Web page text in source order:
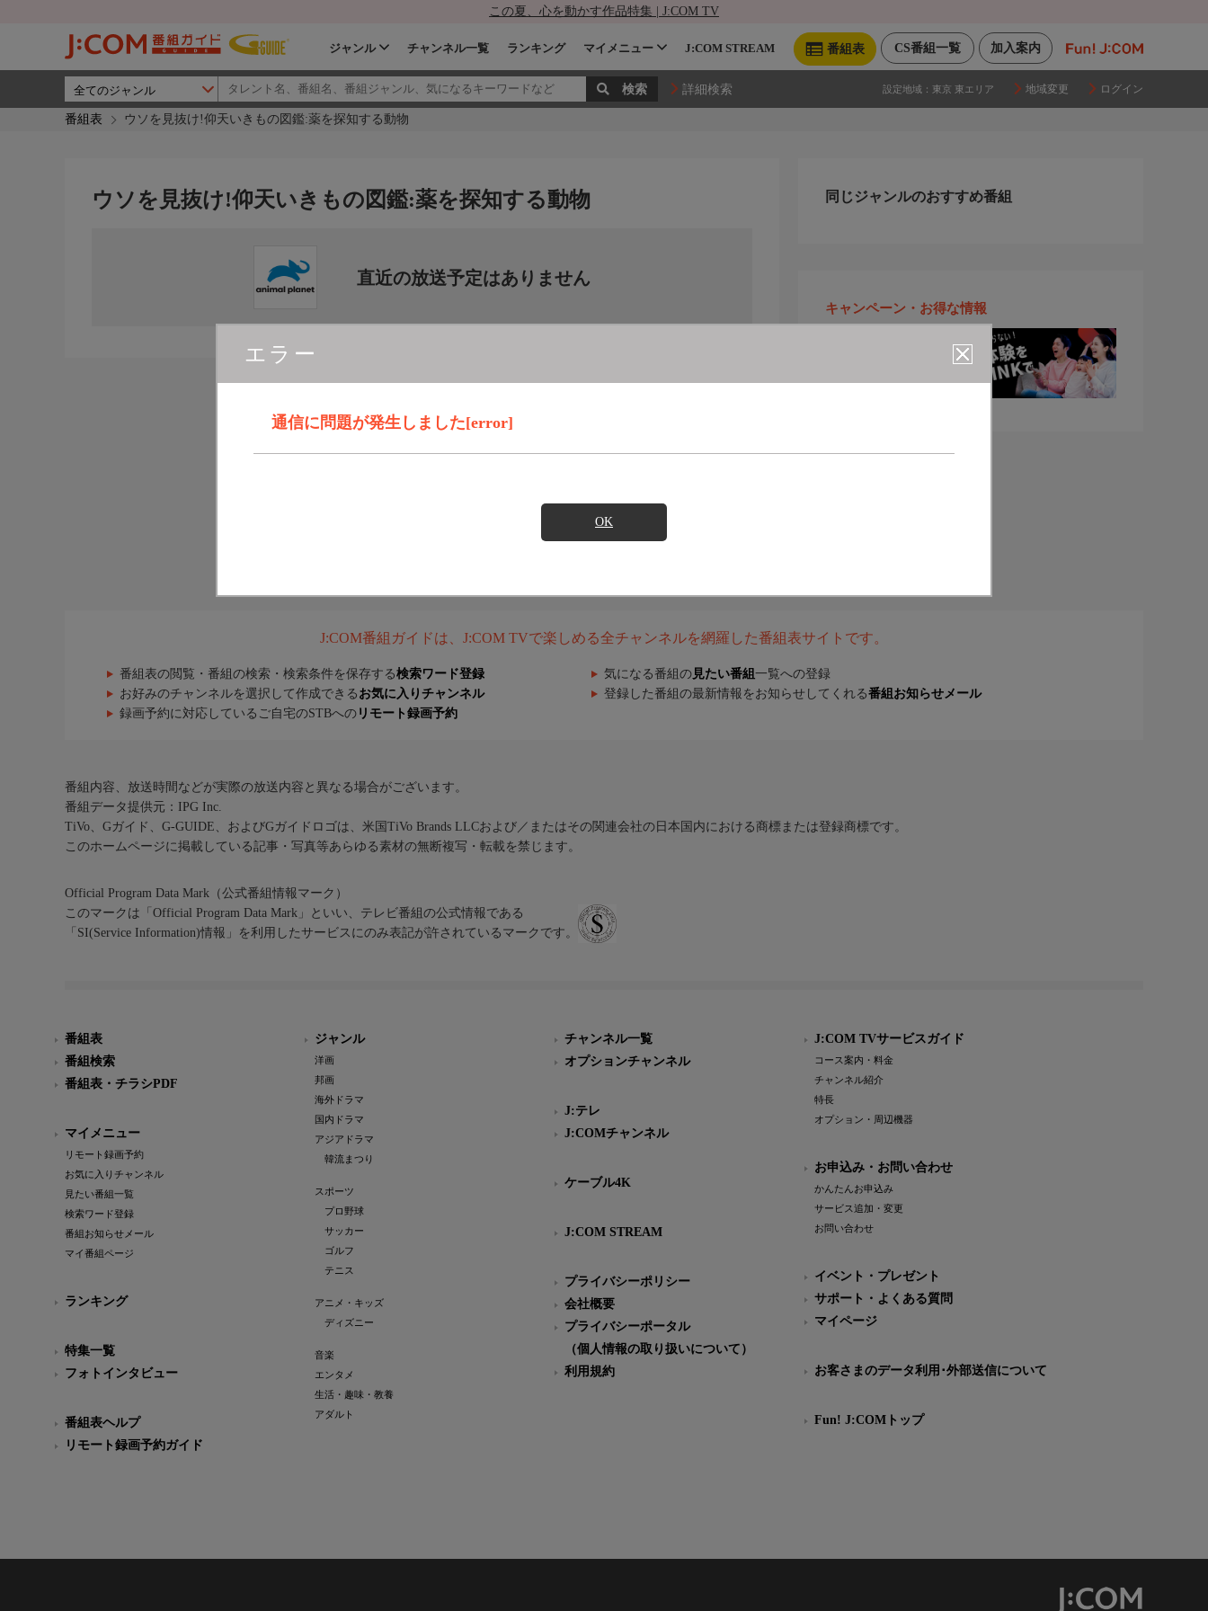
この夏、心を動かす作品特集 | J:COM TV
加入案内
CS番組一覧
番組表
ジャンル チャンネル一覧 ランキング マイメニュー J:COM STREAM
詳細検索 設定地域： 東京 東エリア 地域変更 ログイン
番組表 ウソを見抜け!仰天いきもの図鑑:薬を探知する動物
エラー
通信に問題が発生しました[error]
OK
ウソを見抜け!仰天いきもの図鑑:薬を探知する動物
直近の放送予定はありません
同じジャンルのおすすめ番組
キャンペーン・お得な情報
J:COM番組ガイドは、J:COM TVで楽しめる全チャンネルを網羅した番組表サイトです。
番組表の閲覧・番組の検索・検索条件を保存する検索ワード登録 気になる番組の 見たい番組 一覧への登録
お好みのチャンネルを選択して作成できる お気に入りチャンネル 登録した番組の最新情報をお知らせしてくれる番組お知らせメール
録画予約に対応しているご自宅のSTBへの リモート録画予約
番組内容、放送時間などが実際の放送内容と異なる場合がございます。
番組データ提供元：IPG Inc.
TiVo、Gガイド、G-GUIDE、およびGガイドロゴは、米国TiVo Brands LLCおよび／またはその関連会社の日本国内における商標または登録商標です。
このホームページに掲載している記事・写真等あらゆる素材の無断複写・転載を禁じます。
Official Program Data Mark（公式番組情報マーク）
このマークは「Official Program Data Mark」といい、テレビ番組の公式情報である
「SI(Service Information)情報」を利用したサービスにのみ表記が許されているマークです。
番組表
番組検索
番組表・チラシPDF
マイメニュー
リモート録画予約
お気に入りチャンネル
見たい番組一覧
検索ワード登録
番組お知らせメール
マイ番組ページ
ランキング
特集一覧
フォトインタビュー
番組表ヘルプ
リモート録画予約ガイド
ジャンル
洋画
邦画
海外ドラマ
国内ドラマ
アジアドラマ
韓流まつり
スポーツ
プロ野球
サッカー
ゴルフ
テニス
アニメ・キッズ
ディズニー
音楽
エンタメ
生活・趣味・教養
アダルト
チャンネル一覧
オプションチャンネル
J:テレ
J:COMチャンネル
ケーブル4K
J:COM STREAM
プライバシーポリシー
会社概要
プライバシーポータル
（個人情報の取り扱いについて）
利用規約
J:COM TVサービスガイド
コース案内・料金
チャンネル紹介
特長
オプション・周辺機器
お申込み・お問い合わせ
かんたんお申込み
サービス追加・変更
お問い合わせ
イベント・プレゼント
サポート・よくある質問
マイページ
お客さまのデータ利用･外部送信について
Fun! J:COMトップ